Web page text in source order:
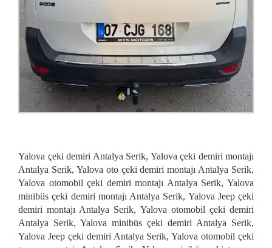
Yalova çeki demiri Antalya Serik, Yalova çeki demiri montajı
Antalya Serik, Yalova oto çeki demiri montajı Antalya Serik,
Yalova otomobil çeki demiri montajı Antalya Serik, Yalova
minibüs çeki demiri montajı Antalya Serik, Yalova Jeep çeki
demiri montajı Antalya Serik, Yalova otomobil çeki demiri
Antalya Serik, Yalova minibüs çeki demiri Antalya Serik,
Yalova Jeep çeki demiri Antalya Serik, Yalova otomobil çeki